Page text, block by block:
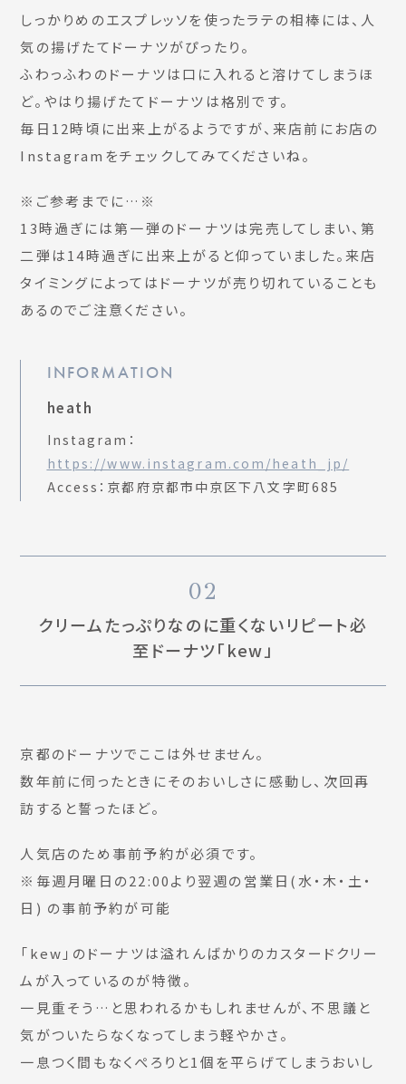
しっかりめのエスプレッソを使ったラテの相棒には、人
気の揚げたてドーナツがぴったり。
ふわっふわのドーナツは口に入れると溶けてしまうほ
ど。やはり揚げたてドーナツは格別です。
毎日12時頃に出来上がるようですが、来店前にお店の
Instagramをチェックしてみてくださいね。
※ご参考までに…※
13時過ぎには第一弾のドーナツは完売してしまい、第
二弾は14時過ぎに出来上がると仰っていました。来店
タイミングによってはドーナツが売り切れていることも
あるのでご注意ください。
INFORMATION
heath
Instagram：
https://www.instagram.com/heath_jp/
Access：京都府京都市中京区下八文字町685
02
クリームたっぷりなのに重くないリピート必
至ドーナツ「kew」
京都のドーナツでここは外せません。
数年前に伺ったときにそのおいしさに感動し、次回再
訪すると誓ったほど。
人気店のため事前予約が必須です。
※毎週月曜日の22:00より翌週の営業日(水・木・土・
日) の事前予約が可能
「kew」のドーナツは溢れんばかりのカスタードクリー
ムが入っているのが特徴。
一見重そう…と思われるかもしれませんが、不思議と
気がついたらなくなってしまう軽やかさ。
一息つく間もなくぺろりと1個を平らげてしまうおいし